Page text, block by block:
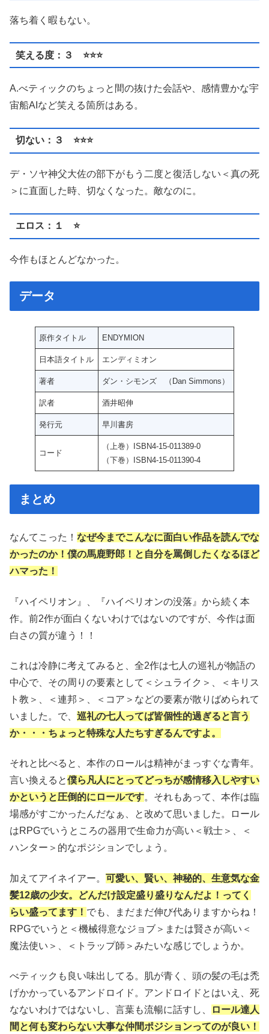
落ち着く暇もない。
笑える度：３ ⭐️⭐️⭐️
A.べティックのちょっと間の抜けた会話や、感情豊かな宇
宙船AIなど笑える箇所はある。
切ない：３ ⭐️⭐️⭐️
デ・ソヤ神父大佐の部下がもう二度と復活しない＜真の死
＞に直面した時、切なくなった。敵なのに。
エロス：１ ⭐️
今作もほとんどなかった。
データ
原作タイトル ENDYMION
日本語タイトル エンディミオン
著者 ダン・シモンズ （Dan Simmons）
訳者 酒井昭伸
発行元 早川書房
コード
（上巻）ISBN4-15-011389-0
（下巻）ISBN4-15-011390-4
まとめ
なんてこった！ なぜ今までこんなに面白い作品を読んでな
かったのか！僕の馬鹿野郎！と自分を罵倒したくなるほど
ハマった！
『ハイペリオン』、『ハイペリオンの没落』から続く本
作。前2作が面白くないわけではないのですが、今作は面
白さの質が違う！！
これは冷静に考えてみると、全2作は七人の巡礼が物語の
中心で、その周りの要素として＜シュライク＞、＜キリス
ト教＞、＜連邦＞、＜コア＞などの要素が散りばめられて
いました。で、 巡礼の七人ってば皆個性的過ぎると言う
か・・・ちょっと特殊な人たちすぎるんですよ。
それと比べると、本作のロールは精神がまっすぐな青年。
言い換えると僕ら凡人にとってどっちが感情移入しやすい
かというと圧倒的にロールです。それもあって、本作は臨
場感がすごかったんだなぁ、と改めて思いました。ロール
はRPGでいうところの器用で生命力が高い＜戦士＞、＜
ハンター＞的なポジションでしょう。
加えてアイネイアー。 可愛い、賢い、神秘的、生意気な金
髪12歳の少女。どんだけ設定盛り盛りなんだよ！ってく
らい盛ってます！ でも、まだまだ伸び代ありますからね！
RPGでいうと＜機械得意なジョブ＞または賢さが高い＜
魔法使い＞、＜トラップ師＞みたいな感じでしょうか。
べティックも良い味出してる。肌が青く、頭の髪の毛は禿
げかかっているアンドロイド。アンドロイドとはいえ、死
なないわけではないし、言葉も流暢に話すし、
ロール達人
間と何も変わらない大事な仲間ポジションってのが良い！